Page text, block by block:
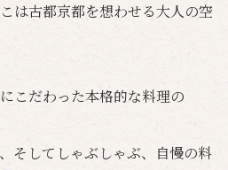
は古都京都を想わせる大人の空
こだわった本格的な料理の
そしてしゃぶしゃぶ、自慢の料